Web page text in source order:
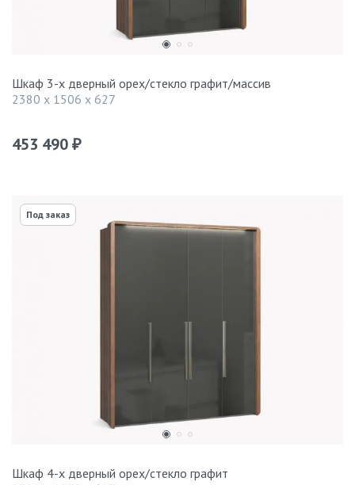
Шкаф 3-х дверный орех/стекло графит/массив
2380 x 1506 x 627
453 490 ₽
Под заказ
Шкаф 4-х дверный орех/стекло графит